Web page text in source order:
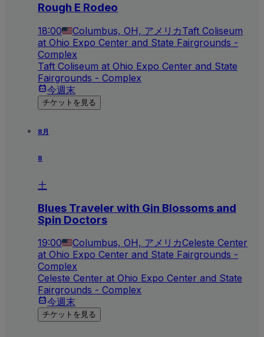
Rough E Rodeo
18:00 Columbus, OH, アメリカTaft Coliseum
at Ohio Expo Center and State Fairgrounds -
Complex
Taft Coliseum at Ohio Expo Center and State
Fairgrounds - Complex
今週末
チケットを見る
8月
8
土
Blues Traveler with Gin Blossoms and
Spin Doctors
19:00 Columbus, OH, アメリカCeleste Center
at Ohio Expo Center and State Fairgrounds -
Complex
Celeste Center at Ohio Expo Center and State
Fairgrounds - Complex
今週末
チケットを見る